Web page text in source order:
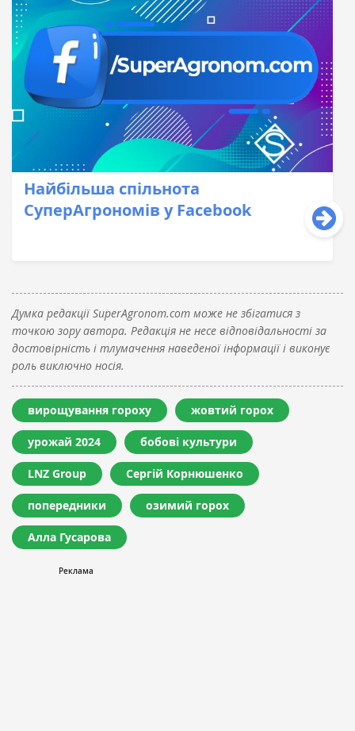
Найбільша спільнота
СуперАгрономів у Facebook
Думка редакції SuperAgronom.com може не збігатися з
точкою зору автора. Редакція не несе відповідальності за
достовірність і тлумачення наведеної інформації і виконує
роль виключно носія.
вирощування гороху жовтий горох
урожай 2024 бобові культури
LNZ Group Сергій Корнюшенко
попередники озимий горох
Алла Гусарова